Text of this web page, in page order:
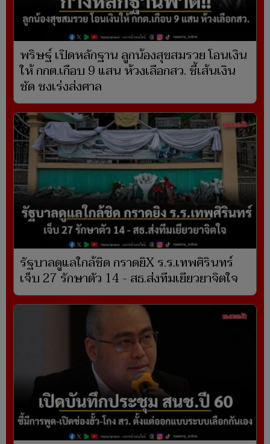
พริษฐ์ เปิดหลักฐาน ลูกน้องสุขสมรวย โอนเงิน
ให้ กกต.เกือบ 9 แสน ห้วงเลือกสว. ชี้เส้นเงิน
ชัด ชงเร่งส่งศาล
รัฐบาลดูแลใกล้ชิด กราดยิX ร.ร.เทพศิรินทร์
เจ็บ 27 รักษาตัว 14 - สธ.ส่งทีมเยียวยาจิตใจ